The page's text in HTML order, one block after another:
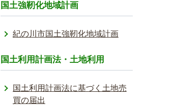
国土強靭化地域計画
紀の川市国土強靭化地域計画
国土利用計画法・土地利用
国土利用計画法に基づく土地売
買の届出